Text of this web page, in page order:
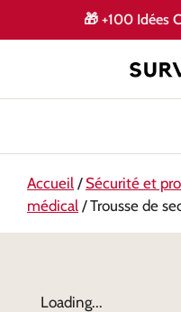
🎁 +100 Idées
Accueil / Sécurité et
médical / Trousse de
Loading...